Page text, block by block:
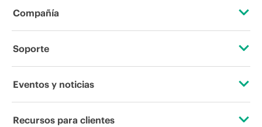
Compañía
Acerca de HPE
Soporte
Servicios de soporte operativo
Eventos y noticias
Eventos
Recursos para clientes